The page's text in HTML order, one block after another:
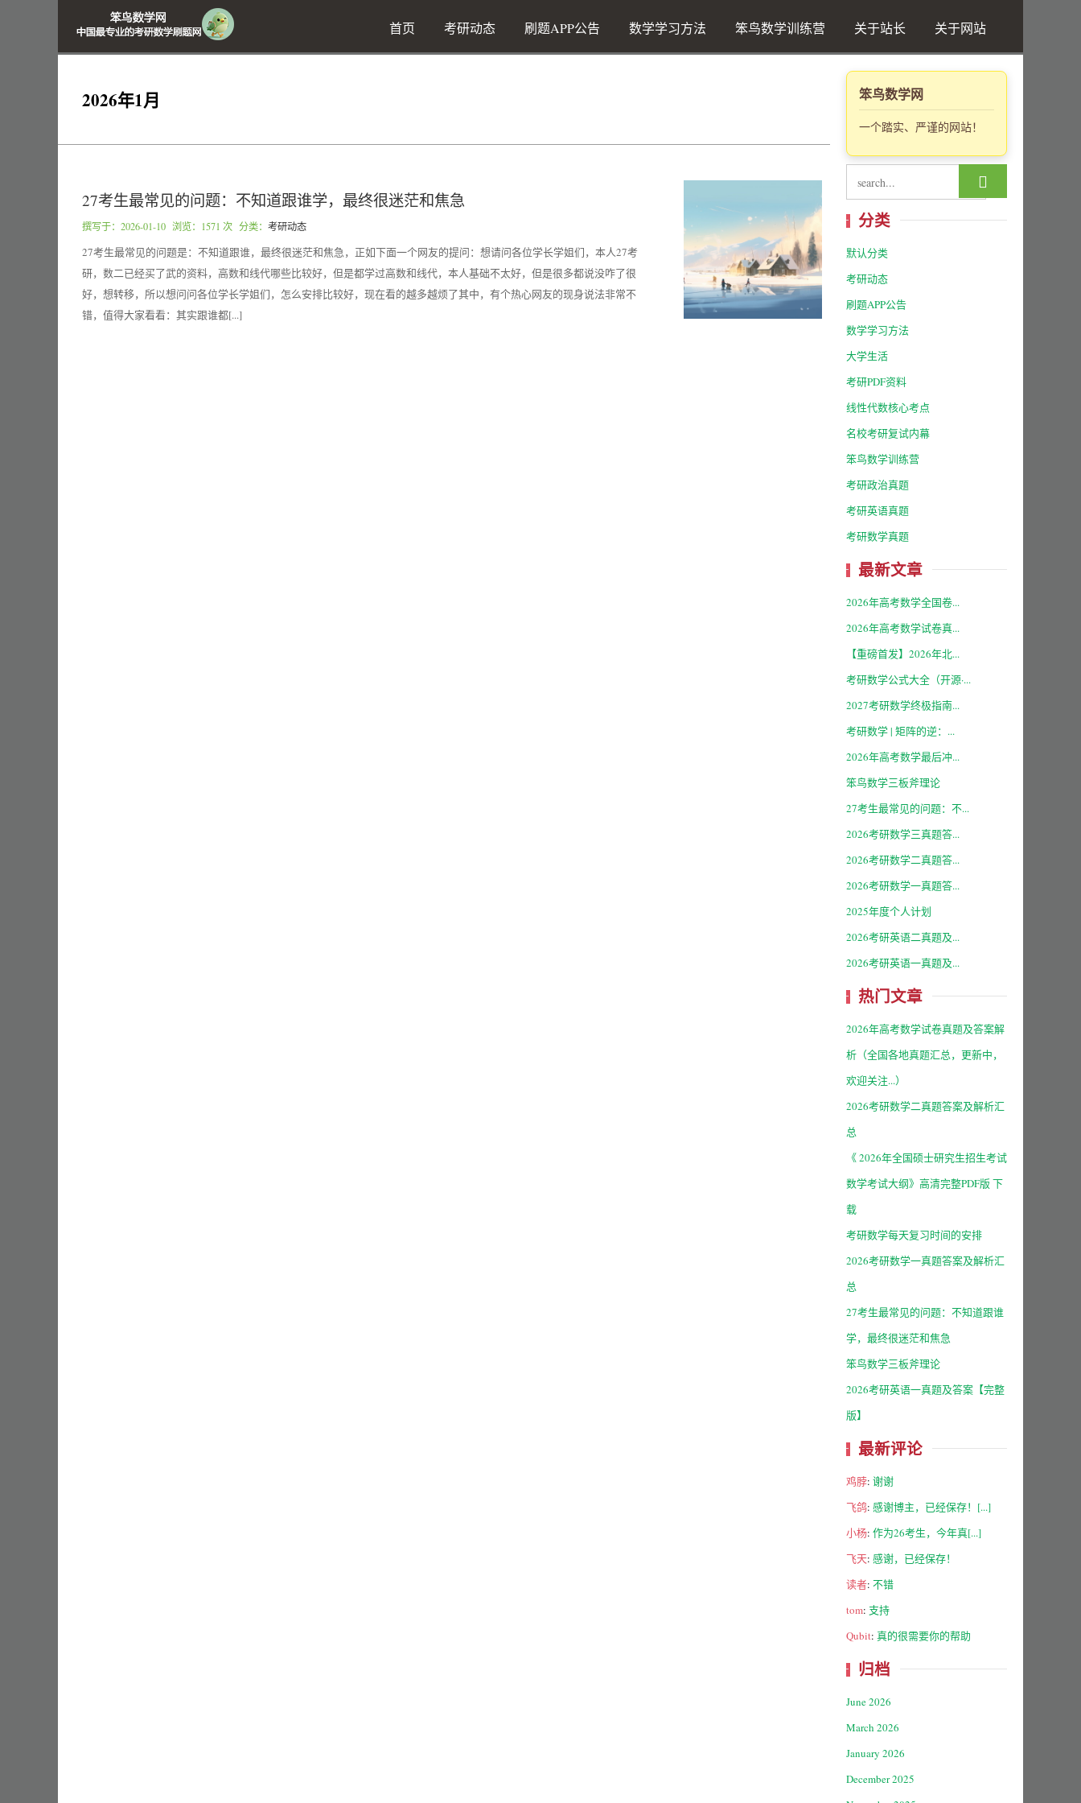
首页 考研动态 刷题APP公告 数学学习方法 笨鸟数学训练营 关于站长 关于网站
2026年1月
27考生最常见的问题：不知道跟谁学，最终很迷茫和焦急
撰写于： 2026-01-10 浏览：1571 次 分类： 考研动态
27考生最常见的问题是：不知道跟谁，最终很迷茫和焦急，正如下面一个网友的提问：想请问各位学长学姐们，本人27考
研，数二已经买了武的资料，高数和线代哪些比较好，但是都学过高数和线代，本人基础不太好，但是很多都说没咋了很
好，想转移，所以想问问各位学长学姐们，怎么安排比较好，现在看的越多越烦了其中，有个热心网友的现身说法非常不
错，值得大家看看：其实跟谁都[...]
笨鸟数学网
一个踏实、严谨的网站！

分类
默认分类
考研动态
刷题APP公告
数学学习方法
大学生活
考研PDF资料
线性代数核心考点
名校考研复试内幕
笨鸟数学训练营
考研政治真题
考研英语真题
考研数学真题
最新文章
2026年高考数学全国卷...
2026年高考数学试卷真...
【重磅首发】2026年北...
考研数学公式大全（开源·...
2027考研数学终极指南...
考研数学 | 矩阵的逆：...
2026年高考数学最后冲...
笨鸟数学三板斧理论
27考生最常见的问题：不...
2026考研数学三真题答...
2026考研数学二真题答...
2026考研数学一真题答...
2025年度个人计划
2026考研英语二真题及...
2026考研英语一真题及...
热门文章
2026年高考数学试卷真题及答案解
析（全国各地真题汇总，更新中，
欢迎关注...）
2026考研数学二真题答案及解析汇
总
《 2026年全国硕士研究生招生考试
数学考试大纲》高清完整PDF版 下
载
考研数学每天复习时间的安排
2026考研数学一真题答案及解析汇
总
27考生最常见的问题：不知道跟谁
学，最终很迷茫和焦急
笨鸟数学三板斧理论
2026考研英语一真题及答案【完整
版】
最新评论
鸡脖: 谢谢
飞鸽: 感谢博主，已经保存！[...]
小杨: 作为26考生，今年真[...]
飞天: 感谢，已经保存！
读者: 不错
tom: 支持
Qubit: 真的很需要你的帮助
归档
June 2026
March 2026
January 2026
December 2025